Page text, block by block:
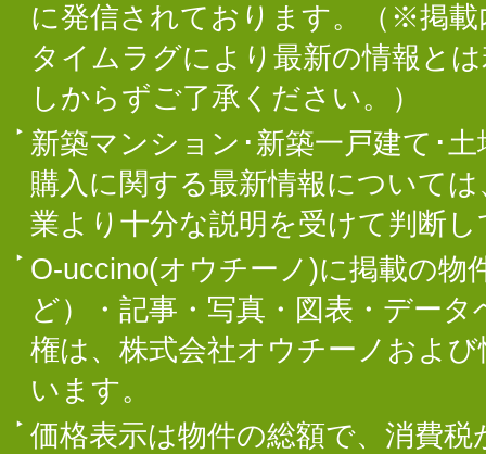
に発信されております。（※掲
タイムラグにより最新の情報と
しからずご了承ください。）
新築マンション･新築一戸建て･
購入に関する最新情報について
業より十分な説明を受けて判断
O-uccino(オウチーノ)に掲載の物
ど）・記事・写真・図表・デー
権は、株式会社オウチーノおよ
います。
価格表示は物件の総額で、消費